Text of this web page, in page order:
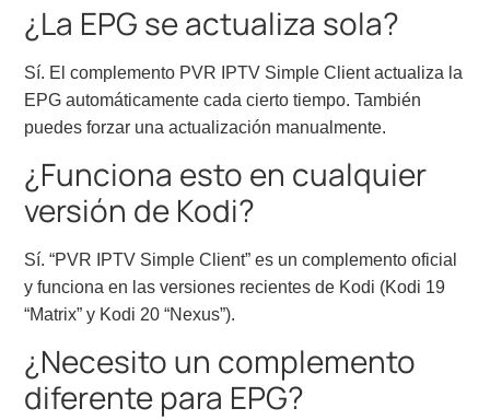
¿La EPG se actualiza sola?
Sí. El complemento PVR IPTV Simple Client actualiza la
EPG automáticamente cada cierto tiempo. También
puedes forzar una actualización manualmente.
¿Funciona esto en cualquier
versión de Kodi?
Sí. “PVR IPTV Simple Client” es un complemento oficial
y funciona en las versiones recientes de Kodi (Kodi 19
“Matrix” y Kodi 20 “Nexus”).
¿Necesito un complemento
diferente para EPG?